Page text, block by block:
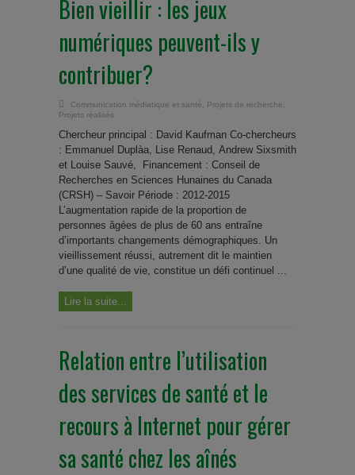
Bien vieillir : les jeux
numériques peuvent-ils y
contribuer?
Communication médiatique et santé Projets de recherche
Projets réalisés
Chercheur principal : David Kaufman Co-chercheurs
: Emmanuel Duplàa, Lise Renaud, Andrew Sixsmith
et Louise Sauvé, Financement : Conseil de
Recherches en Sciences Hunaines du Canada
(CRSH) – Savoir Période : 2012-2015
L’augmentation rapide de la proportion de
personnes âgées de plus de 60 ans entraîne
d’importants changements démographiques. Un
vieillissement réussi, autrement dit le maintien
d’une qualité de vie, constitue un défi continuel ...
Lire la suite...
Relation entre l’utilisation
des services de santé et le
recours à Internet pour gérer
sa santé chez les aînés